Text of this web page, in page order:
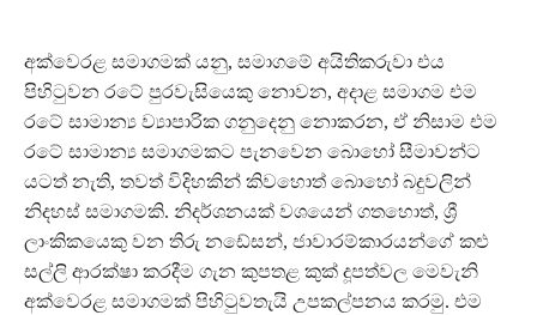
අක්වෙරළ සමාගමක් යනු, සමාගමේ අයිතිකරුවා එය
පිහිටුවන රටේ පුරවැසියෙකු නොවන, අදාළ සමාගම එම
රටේ සාමාන්‍ය ව්‍යාපාරික ගනුදෙනු නොකරන, ඒ නිසාම එම
රටේ සාමාන්‍ය සමාගමකට පැනවෙන බොහෝ සීමාවන්ට
යටත් නැති, තවත් විදිහකින් කිවහොත් බොහෝ බදුවලින්
නිදහස් සමාගමකි. නිදර්ශනයක් වශයෙන් ගතහොත්, ශ්‍රී
ලාංකිකයෙකු වන තිරු නඩේසන්, ජාවාරම්කාරයන්ගේ කළු
සල්ලි ආරක්ෂා කරදීම ගැන කුපතළ කුක් දූපත්වල මෙවැනි
අක්වෙරළ සමාගමක් පිහිටුවතැයි උපකල්පනය කරමු. එම